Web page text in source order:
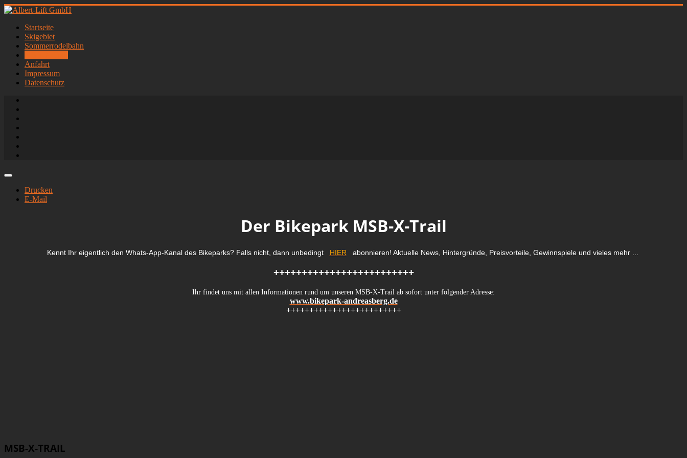
Startseite
Skigebiet
Sommerrodelbahn
Anfahrt
Impressum
Datenschutz
Drucken
E-Mail
Der Bikepark MSB-X-Trail
Kennt Ihr eigentlich den Whats-App-Kanal des Bikeparks? Falls nicht, dann unbedingt HIER abonnieren! Aktuelle News, Hintergründe, Preisvorteile, Gewinnspiele und vieles mehr ...
+++++++++++++++++++++++++
Ihr findet uns mit allen Informationen rund um unseren MSB-X-Trail ab sofort unter folgender Adresse:
www.bikepark-andreasberg.de
+++++++++++++++++++++++++
MSB-X-TRAIL